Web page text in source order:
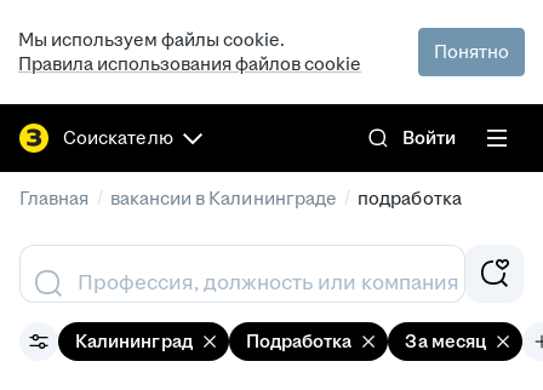
Мы используем файлы cookie.
Правила использования файлов cookie
Понятно
Соискателю Войти
Главная / вакансии в Калининграде / подработка
Профессия, должность или компания
Калининград Подработка За месяц